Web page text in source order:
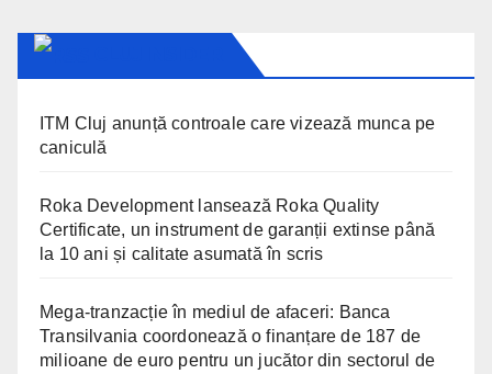
ITM Cluj anunță controale care vizează munca pe
caniculă
Roka Development lansează Roka Quality
Certificate, un instrument de garanții extinse până
la 10 ani și calitate asumată în scris
Mega-tranzacție în mediul de afaceri: Banca
Transilvania coordonează o finanțare de 187 de
milioane de euro pentru un jucător din sectorul de